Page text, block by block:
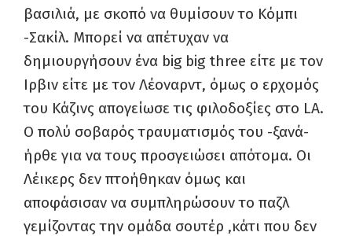
βασιλιά, με σκοπό να θυμίσουν το Κόμπι
-Σακίλ. Μπορεί να απέτυχαν να
δημιουργήσουν ένα big big three είτε με τον
Ιρβιν είτε με τον Λέοναρντ, όμως ο ερχομός
του Κάζινς απογείωσε τις φιλοδοξίες στο LA.
Ο πολύ σοβαρός τραυματισμός του -ξανά-
ήρθε για να τους προσγειώσει απότομα. Οι
Λέικερς δεν πτοήθηκαν όμως και
αποφάσισαν να συμπληρώσουν το παζλ
γεμίζοντας την ομάδα σουτέρ ,κάτι που δεν